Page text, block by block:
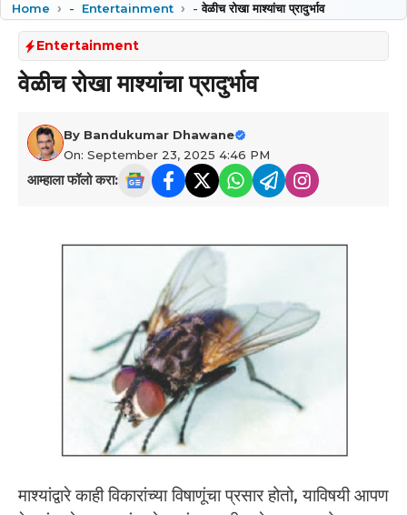
Home - Entertainment -वेळीच रोखा माश्यांचा प्रादुर्भाव
Entertainment
वेळीच रोखा माश्यांचा प्रादुर्भाव
By Bandukumar Dhawane
On: September 23, 2025 4:46 PM
आम्हाला फॉलो करा:
माश्यांद्वारे काही विकारांच्या विषाणूंचा प्रसार होतो, याविषयी आपण